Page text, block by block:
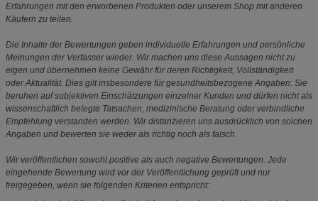
Erfahrungen mit den erworbenen Produkten oder unserem Shop mit anderen
Käufern zu teilen.
Die Inhalte der Bewertungen geben individuelle Erfahrungen und persönliche
Meinungen der Verfasser wieder. Wir machen uns diese Aussagen nicht zu
eigen und übernehmen keine Gewähr für deren Richtigkeit, Vollständigkeit
oder Aktualität. Dies gilt insbesondere für gesundheitsbezogene Angaben: Sie
beruhen auf subjektiven Einschätzungen einzelner Kunden und dürfen nicht als
wissenschaftlich belegte Tatsachen, medizinische Beratung oder verbindliche
Empfehlung verstanden werden. Wir distanzieren uns ausdrücklich von solchen
Angaben und bewerten sie weder als richtig noch als falsch.
Wir veröffentlichen sowohl positive als auch negative Bewertungen. Jede
eingehende Bewertung wird vor der Veröffentlichung geprüft und nur
freigegeben, wenn sie folgenden Kriterien entspricht: